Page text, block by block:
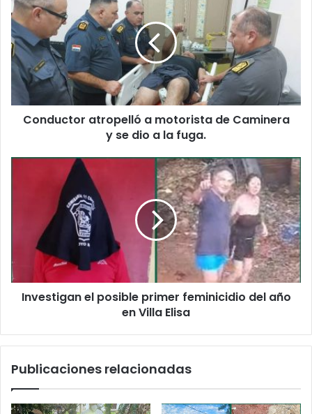
Conductor atropelló a motorista de Caminera
y se dio a la fuga.
Investigan el posible primer feminicidio del año
en Villa Elisa
Publicaciones relacionadas